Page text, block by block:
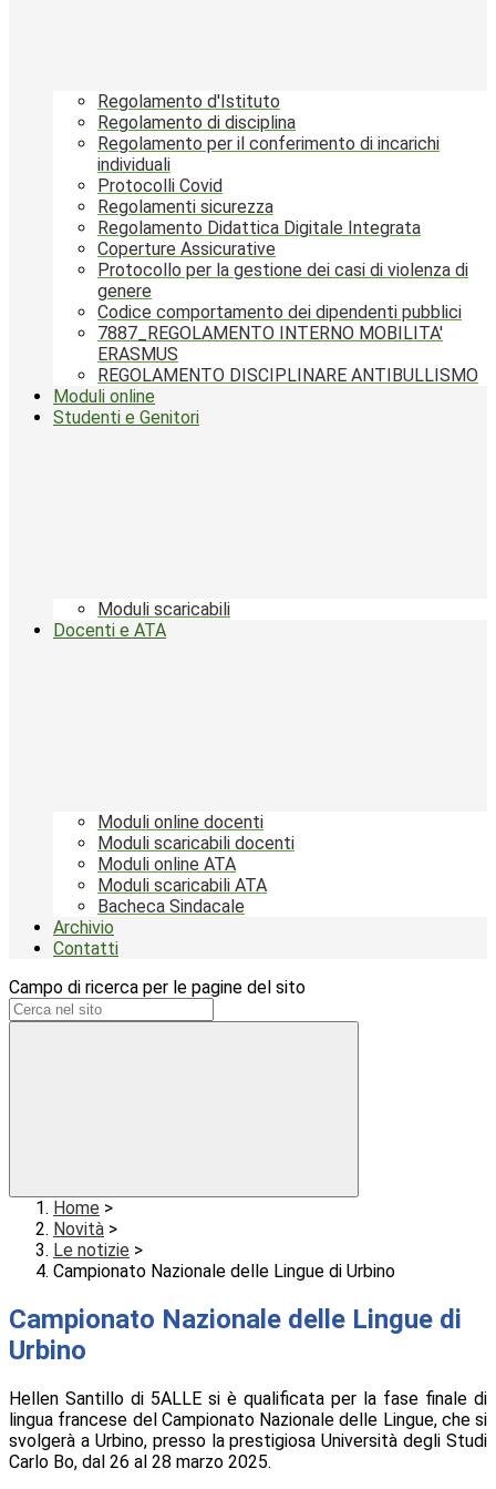
Regolamento d'Istituto
Regolamento di disciplina
Regolamento per il conferimento di incarichi
individuali
Protocolli Covid
Regolamenti sicurezza
Regolamento Didattica Digitale Integrata
Coperture Assicurative
Protocollo per la gestione dei casi di violenza di
genere
Codice comportamento dei dipendenti pubblici
7887_REGOLAMENTO INTERNO MOBILITA'
ERASMUS
REGOLAMENTO DISCIPLINARE ANTIBULLISMO
Moduli online
Studenti e Genitori
Moduli scaricabili
Docenti e ATA
Moduli online docenti
Moduli scaricabili docenti
Moduli online ATA
Moduli scaricabili ATA
Bacheca Sindacale
Archivio
Contatti
Campo di ricerca per le pagine del sito
Home >
Novità >
Le notizie >
Campionato Nazionale delle Lingue di Urbino
Campionato Nazionale delle Lingue di
Urbino
Hellen Santillo di 5ALLE si è qualificata per la fase finale di
lingua francese del Campionato Nazionale delle Lingue, che si
svolgerà a Urbino, presso la prestigiosa Università degli Studi
Carlo Bo, dal 26 al 28 marzo 2025.